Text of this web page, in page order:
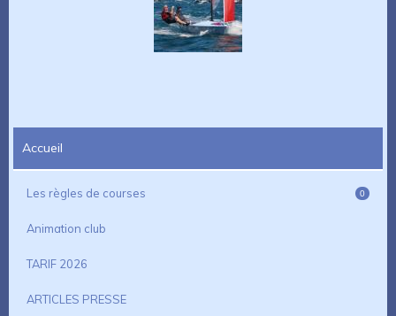
Accueil
Les règles de courses 0
Animation club
TARIF 2026
ARTICLES PRESSE